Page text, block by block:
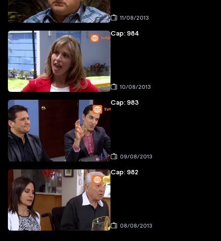
11/08/2013
Cap: 984
10/08/2013
Cap: 983
09/08/2013
Cap: 982
08/08/2013